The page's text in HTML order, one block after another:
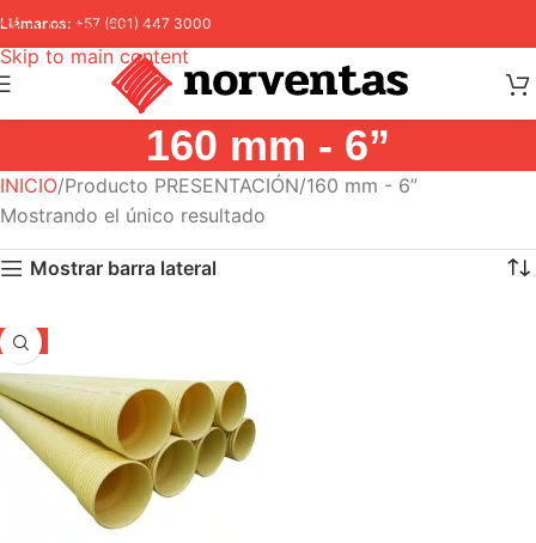
Skip to navigation
Skip to main content
Llámanos: +57 (601) 447 3000
160 mm - 6”
INICIO Producto PRESENTACIÓN 160 mm - 6”
Mostrando el único resultado
Mostrar barra lateral
-5%